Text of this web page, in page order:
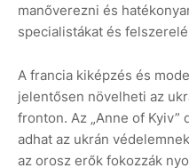
manőverezni és
specialistákat és
A francia kiképzés és
jelentősen növelheti az
fronton. Az „Anne of
adhat az ukrán
az orosz erők fokozzák